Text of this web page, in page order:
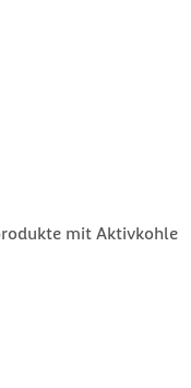
mit Aktivkohle